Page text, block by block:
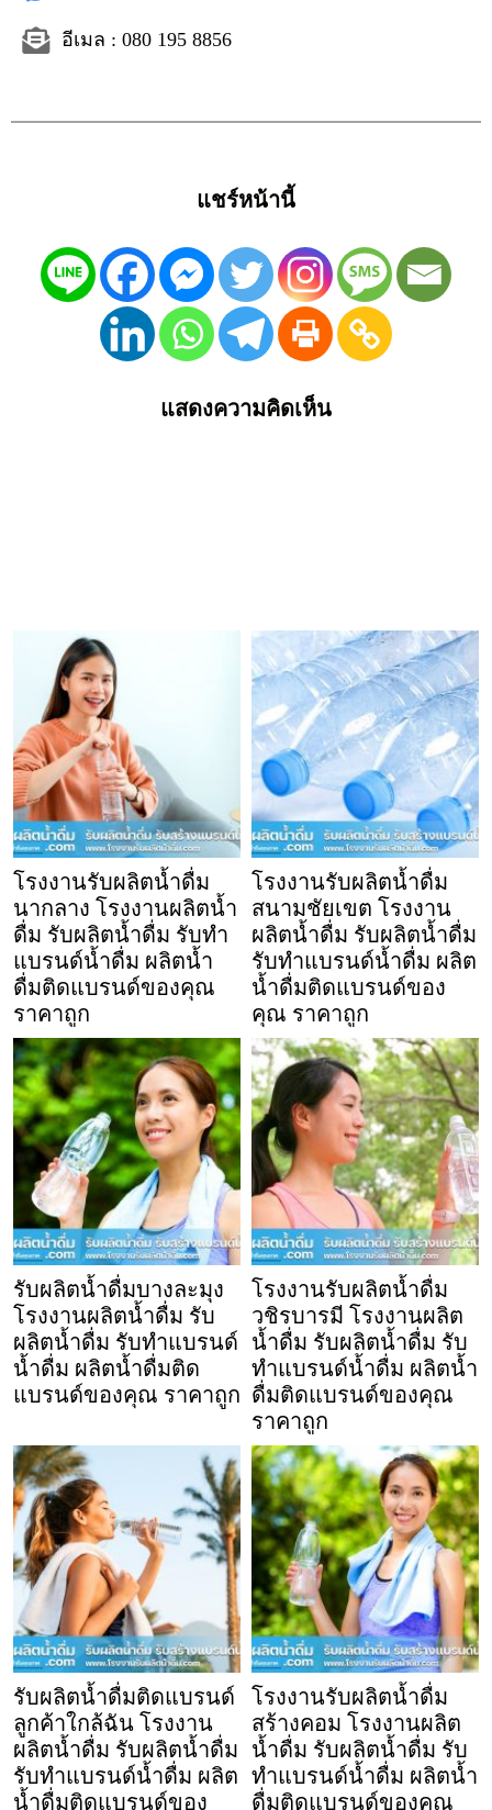
อีเมล : 080 195 8856
แชร์หน้านี้
แสดงความคิดเห็น
โรงงานรับผลิตน้ำดื่ม
นากลาง โรงงานผลิตน้ำ
ดื่ม รับผลิตน้ำดื่ม รับทำ
แบรนด์น้ำดื่ม ผลิตน้ำ
ดื่มติดแบรนด์ของคุณ
ราคาถูก
โรงงานรับผลิตน้ำดื่ม
สนามชัยเขต โรงงาน
ผลิตน้ำดื่ม รับผลิตน้ำดื่ม
รับทำแบรนด์น้ำดื่ม ผลิต
น้ำดื่มติดแบรนด์ของ
คุณ ราคาถูก
รับผลิตน้ำดื่มบางละมุง
โรงงานผลิตน้ำดื่ม รับ
ผลิตน้ำดื่ม รับทำแบรนด์
น้ำดื่ม ผลิตน้ำดื่มติด
แบรนด์ของคุณ ราคาถูก
โรงงานรับผลิตน้ำดื่ม
วชิรบารมี โรงงานผลิต
น้ำดื่ม รับผลิตน้ำดื่ม รับ
ทำแบรนด์น้ำดื่ม ผลิตน้ำ
ดื่มติดแบรนด์ของคุณ
ราคาถูก
รับผลิตน้ำดื่มติดแบรนด์
ลูกค้าใกล้ฉัน โรงงาน
ผลิตน้ำดื่ม รับผลิตน้ำดื่ม
รับทำแบรนด์น้ำดื่ม ผลิต
น้ำดื่มติดแบรนด์ของ
โรงงานรับผลิตน้ำดื่ม
สร้างคอม โรงงานผลิต
น้ำดื่ม รับผลิตน้ำดื่ม รับ
ทำแบรนด์น้ำดื่ม ผลิตน้ำ
ดื่มติดแบรนด์ของคุณ